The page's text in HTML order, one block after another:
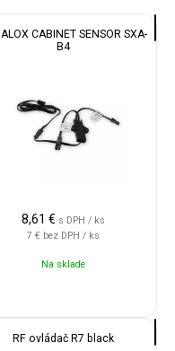
CABINET SENSOR SXA-
B4
8,61 € s DPH / ks
7 € bez DPH / ks
Na sklade
RF ovládač R7 black